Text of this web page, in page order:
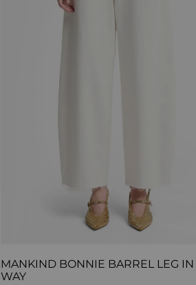
MANKIND BONNIE BARREL LEG IN
WAY